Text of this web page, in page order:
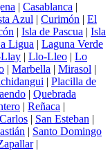
| Casablanca |
Azul | Curimón | El
| Isla de Pascua | Isla
Ligua | Laguna Verde
| Llo-Lleo | Lo
| Marbella | Mirasol |
| Placilla de
| Quebrada
| Reñaca |
| San Esteban |
| Santo Domingo
|